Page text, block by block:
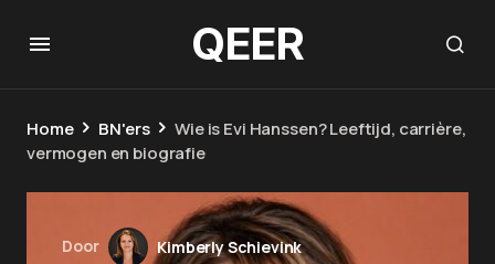
QEER
Home BN'ers
Wie is Evi Hanssen? Leeftijd, carrière,
vermogen en biografie
Door
Kimberly Schievink